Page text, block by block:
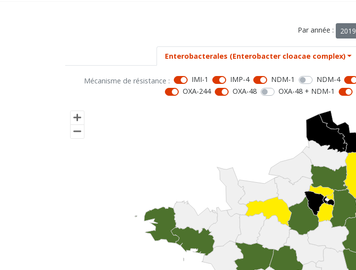
Par année : 2019
Enterobacterales (Enterobacter cloacae complex)
Mécanisme de résistance : IMI-1 IMP-4 NDM-1 NDM-4
OXA-244
OXA-48 OXA-48 + NDM-1